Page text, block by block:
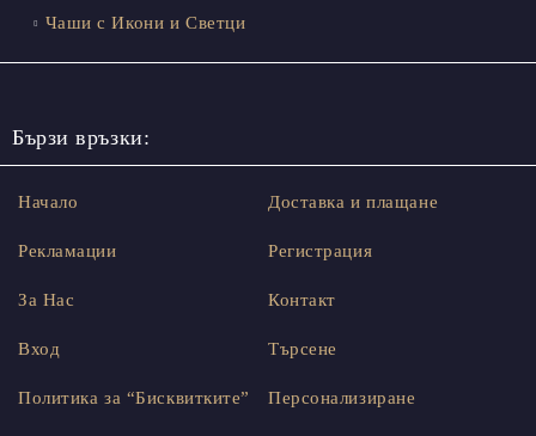
Чаши с Икони и Светци
Бързи връзки:
Начало
Рекламации
За Нас
Вход
Доставка и плащане
Регистрация
Контакт
Търсене
Политика за “Бисквитките” Персонализиране